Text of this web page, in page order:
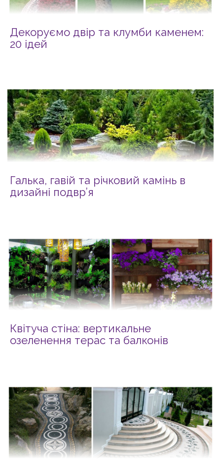
Декоруємо двір та клумби каменем:
20 ідей
Галька, гавій та річковий камінь в
дизайні подвр’я
Квітуча стіна: вертикальне
озеленення терас та балконів